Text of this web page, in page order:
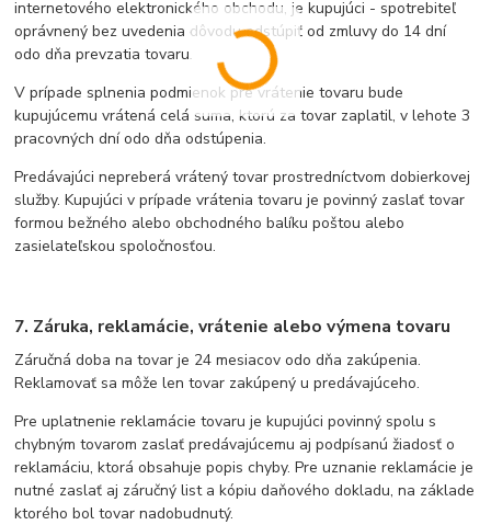
internetového elektronického obchodu, je kupujúci - spotrebiteľ
oprávnený bez uvedenia dôvodu odstúpiť od zmluvy do 14 dní
odo dňa prevzatia tovaru.
V prípade splnenia podmienok pre vrátenie tovaru bude
kupujúcemu vrátená celá suma, ktorú za tovar zaplatil, v lehote 3
pracovných dní odo dňa odstúpenia.
Predávajúci nepreberá vrátený tovar prostredníctvom dobierkovej
služby. Kupujúci v prípade vrátenia tovaru je povinný zaslať tovar
formou bežného alebo obchodného balíku poštou alebo
zasielateľskou spoločnosťou.
7. Záruka, reklamácie, vrátenie alebo výmena tovaru
Záručná doba na tovar je 24 mesiacov odo dňa zakúpenia.
Reklamovať sa môže len tovar zakúpený u predávajúceho.
Pre uplatnenie reklamácie tovaru je kupujúci povinný spolu s
chybným tovarom zaslať predávajúcemu aj podpísanú žiadosť o
reklamáciu, ktorá obsahuje popis chyby. Pre uznanie reklamácie je
nutné zaslať aj záručný list a kópiu daňového dokladu, na základe
ktorého bol tovar nadobudnutý.